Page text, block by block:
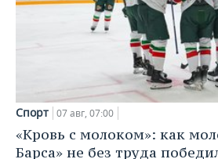
Спорт 07 авг, 07:00
«Кровь с молоком»: как
Барса» не без труда